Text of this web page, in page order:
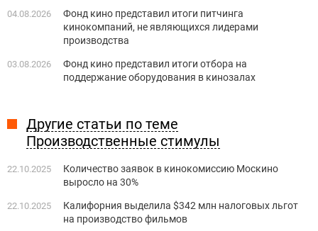
04.08.2026
Фонд кино представил итоги питчинга
кинокомпаний, не являющихся лидерами
производства
03.08.2026
Фонд кино представил итоги отбора на
поддержание оборудования в кинозалах
Другие статьи по теме
Производственные стимулы
22.10.2025
Количество заявок в кинокомиссию Москино
выросло на 30%
22.10.2025
Калифорния выделила $342 млн налоговых льгот
на производство фильмов